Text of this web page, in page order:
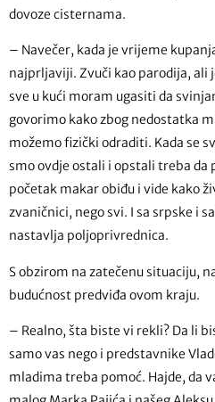
dovoze cisternama.
– Navečer, kada je vrijeme
najprljaviji. Zvuči kao parodija, ali
sve u kući moram ugasiti da
govorimo kako zbog nedostatka
možemo fizički odraditi. Kada se
smo ovdje ostali i opstali treba da
početak makar obiđu i vide kako
zvaničnici, nego svi. I sa srpske i
nastavlja poljoprivrednica.
S obzirom na zatečenu situaciju,
budućnost predviđa ovom kraju.
– Realno, šta biste vi rekli? Da li
samo vas nego i predstavnike
mladima treba pomoć. Hajde, da